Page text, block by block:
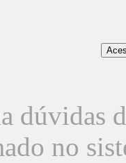
dúvidas
no